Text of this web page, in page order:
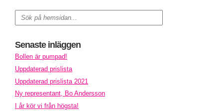
Senaste inläggen
Bollen är pumpad!
Uppdaterad prislista
Uppdaterad prislista 2021
Ny representant, Bo Andersson
I år kör vi från högsta!